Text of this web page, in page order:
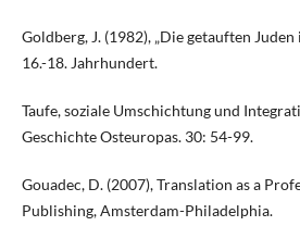
Goldberg, J. (1982), „Die getauften
16.-18. Jahrhundert.
Taufe, soziale Umschichtung und
Geschichte Osteuropas. 30: 54-99.
Gouadec, D. (2007), Translation as a
Publishing, Amsterdam-Philadelphia.